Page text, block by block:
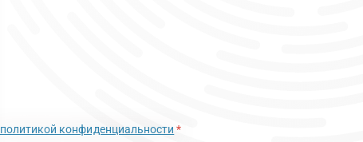
политикой конфиденциальности *